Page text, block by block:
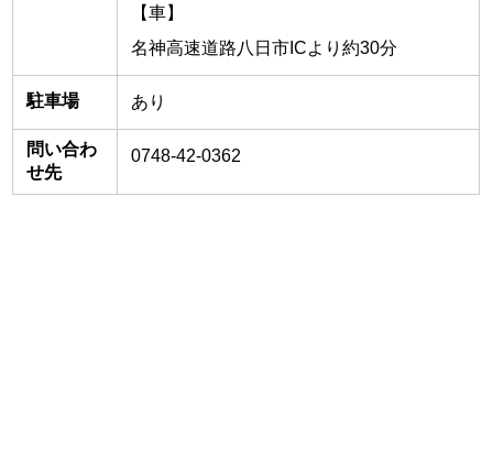
【車】
名神高速道路八日市ICより約30分
駐車場 あり
問い合わ
せ先
0748-42-0362